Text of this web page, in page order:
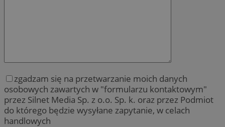
zgadzam się na przetwarzanie moich danych
osobowych zawartych w "formularzu kontaktowym"
przez Silnet Media Sp. z o.o. Sp. k. oraz przez Podmiot
do którego będzie wysyłane zapytanie, w celach
handlowych